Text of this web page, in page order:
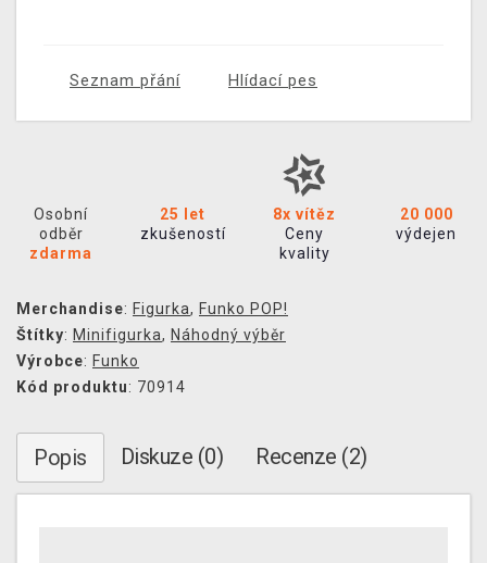
Seznam přání Hlídací pes
Osobní
odběr
zdarma
25 let
zkušeností
8x vítěz
Ceny
kvality
20 000
výdejen
Merchandise: Figurka, Funko POP!
Štítky: Minifigurka, Náhodný výběr
Výrobce: Funko
Kód produktu: 70914
Popis Diskuze (0) Recenze (2)